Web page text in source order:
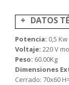
DATOS
Potencia: 0,5
Voltaje: 220 V
Peso: 60.00Kg
Dimensiones
Cerrado: 70x60